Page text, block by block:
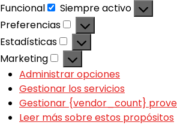
Funcional
Siempre activo
Preferencias
Estadísticas
Marketing
Administrar opciones
Gestionar los servicios
Gestionar {vendor_count}
Leer más sobre estos propósitos